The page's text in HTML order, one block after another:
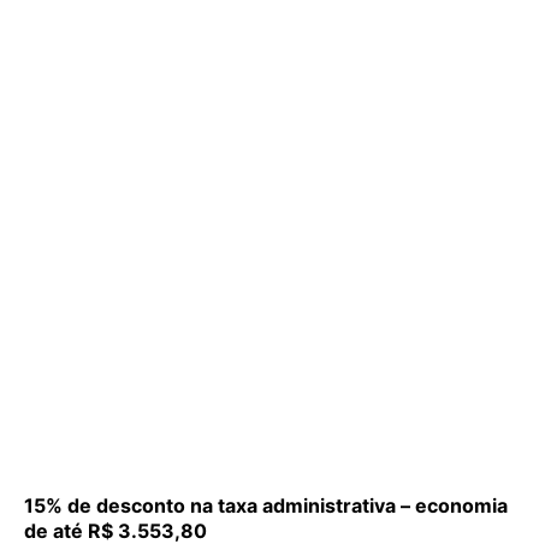
15% de desconto na taxa administrativa – economia
de até R$ 3.553,80